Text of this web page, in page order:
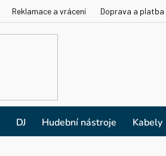
Reklamace a vrácení Doprava a platba
DJ Hudební nástroje Kabely